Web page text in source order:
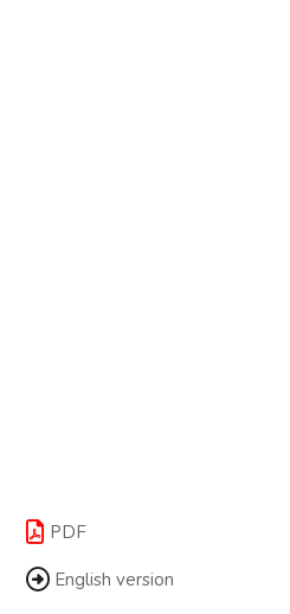
PDF
English version